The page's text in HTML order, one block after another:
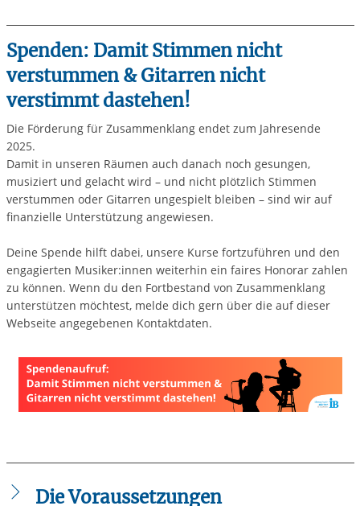
Spenden: Damit Stimmen nicht
verstummen & Gitarren nicht
verstimmt dastehen!
Die Förderung für Zusammenklang endet zum Jahresende
2025.
Damit in unseren Räumen auch danach noch gesungen,
musiziert und gelacht wird – und nicht plötzlich Stimmen
verstummen oder Gitarren ungespielt bleiben – sind wir auf
finanzielle Unterstützung angewiesen.
Deine Spende hilft dabei, unsere Kurse fortzuführen und den
engagierten Musiker:innen weiterhin ein faires Honorar zahlen
zu können. Wenn du den Fortbestand von Zusammenklang
unterstützen möchtest, melde dich gern über die auf dieser
Webseite angegebenen Kontaktdaten.
Die Voraussetzungen